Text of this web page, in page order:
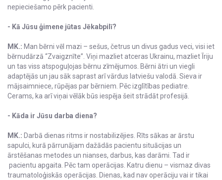
nepieciešamo pērk pacienti.
- Kā Jūsu ģimene jūtas Jēkabpilī?
MK.: Man bērni vēl mazi – sešus, četrus un divus gadus veci, visi iet
bērnudārzā “Zvaigznīte”. Viņi mazliet atceras Ukrainu, mazliet Īriju
un tas viss atspoguļojas bērnu zīmējumos. Bērni ātri un viegli
adaptējās un jau sāk saprast arī vārdus latviešu valodā. Sieva ir
mājsaimniece, rūpējas par bērniem. Pēc izglītības pediatre.
Cerams, ka arī viņai vēlāk būs iespēja šeit strādāt profesijā.
- Kāda ir Jūsu darba diena?
MK.: Darbā dienas ritms ir nostabilizējies. Rīts sākas ar ārstu
sapulci, kurā pārrunājam dažādās pacientu situācijas un
ārstēšanas metodes un nianses, darbus, kas darāmi. Tad ir
pacientu apgaita. Pēc tam operācijas. Katru dienu – vismaz divas
traumatoloģiskās operācijas. Dienas, kad nav operāciju vai ir tikai